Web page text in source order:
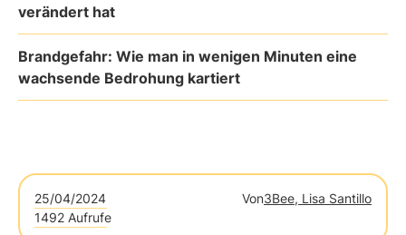
verändert hat
Brandgefahr: Wie man in wenigen Minuten eine
wachsende Bedrohung kartiert
25/04/2024 Von3Bee, Lisa Santillo
1492 Aufrufe